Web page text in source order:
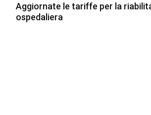
Aggiornate le tariffe per la
ospedaliera